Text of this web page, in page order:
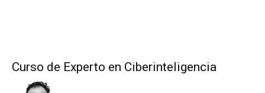
Curso de Experto en Ciberinteligencia